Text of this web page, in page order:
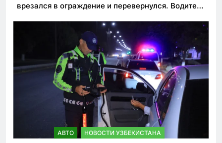
врезался в ограждение и перевернулся. Водитель
АВТО НОВОСТИ УЗБЕКИСТАНА